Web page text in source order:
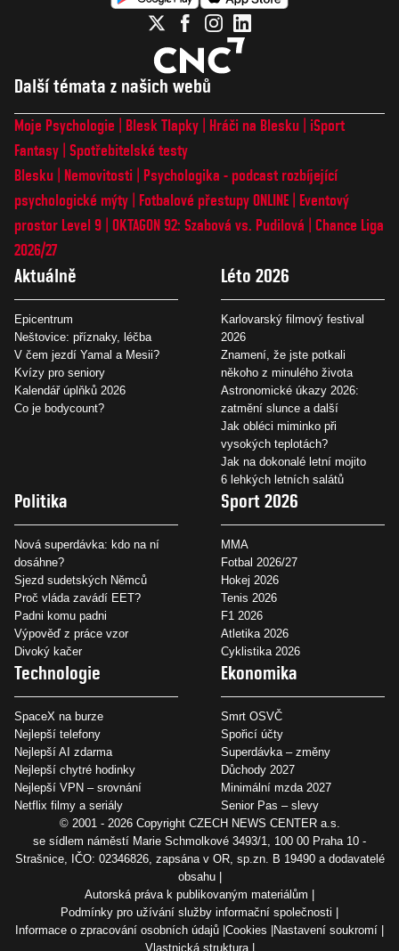
Další témata z našich webů
Moje Psychologie Blesk Tlapky Hráči na Blesku
iSport
Fantasy Spotřebitelské testy
Blesku
Nemovitosti
Psychologika - podcast rozbíjející
psychologické mýty
Fotbalové přestupy ONLINE
Eventový
prostor Level 9 OKTAGON 92: Szabová vs. Pudilová
Chance Liga
2026/27
Aktuálně
Epicentrum
Neštovice: příznaky, léčba
V čem jezdí Yamal a Mesii?
Kvízy pro seniory
Kalendář úplňků 2026
Co je bodycount?
Léto 2026
Karlovarský filmový festival
2026
Znamení, že jste potkali
někoho z minulého života
Astronomické úkazy 2026:
zatmění slunce a další
Jak obléci miminko při
vysokých teplotách?
Jak na dokonalé letní mojito
6 lehkých letních salátů
Politika
Nová superdávka: kdo na ní
dosáhne?
Sjezd sudetských Němců
Proč vláda zavádí EET?
Padni komu padni
Výpověď z práce vzor
Divoký kačer
Sport 2026
MMA
Fotbal 2026/27
Hokej 2026
Tenis 2026
F1 2026
Atletika 2026
Cyklistika 2026
Technologie
SpaceX na burze
Nejlepší telefony
Nejlepší AI zdarma
Nejlepší chytré hodinky
Nejlepší VPN – srovnání
Netflix filmy a seriály
Ekonomika
Smrt OSVČ
Spořicí účty
Superdávka – změny
Důchody 2027
Minimální mzda 2027
Senior Pas – slevy
© 2001 - 2026 Copyright CZECH NEWS CENTER a.s.
se sídlem náměstí Marie Schmolkové 3493/1, 100 00 Praha 10 -
Strašnice, IČO: 02346826, zapsána v OR, sp.zn. B 19490 a dodavatelé
obsahu
Autorská práva k publikovaným materiálům
Podmínky pro užívání služby informační společnosti
Informace o zpracování osobních údajů Cookies
Nastavení soukromí
Vlastnická struktura